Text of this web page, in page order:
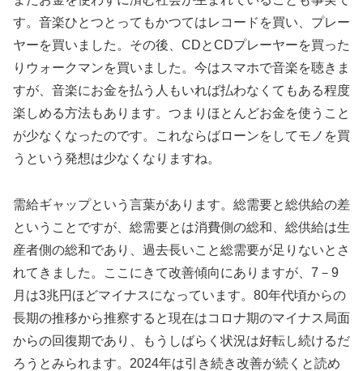
す。音楽ひとつとってもかつてはレコードを買い、プレー
ヤーを買いました。その後、CDとCDプレーヤーを買った
りウォークマンを買いました。今はスマホで音楽を聴きま
すが、音楽にお金を払う人もいれば払わなくてもある程度
楽しめる方法もあります。つまりほとんどお金を使うこと
が少なくなったのです。これならばローンをしてモノを買
うという発想は少なくなりますね。
需給ギャップという言葉があります。総需要と総供給の差
ということですが、総需要とは消費側の総和、総供給は生
産者側の総和であり、過去長いこと総需要が足りないとさ
れてきました。ここにきて改善傾向にありますが、7－9
月は3兆円ほどマイナスになっています。80年代頃からの
長期の推移から推察すると現在はコロナ期のマイナス局面
からの回復期であり、もうしばらく状況は好転し続けるだ
ろうとみられます。2024年は引き続き改善が続くと読め